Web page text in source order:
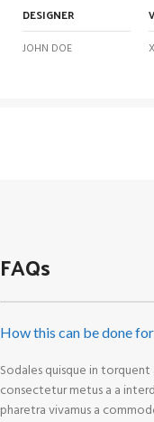
DESIGNER
JOHN DOE
FAQs
How this can be done
Sodales quisque in
consectetur metus a a
pharetra vivamus a